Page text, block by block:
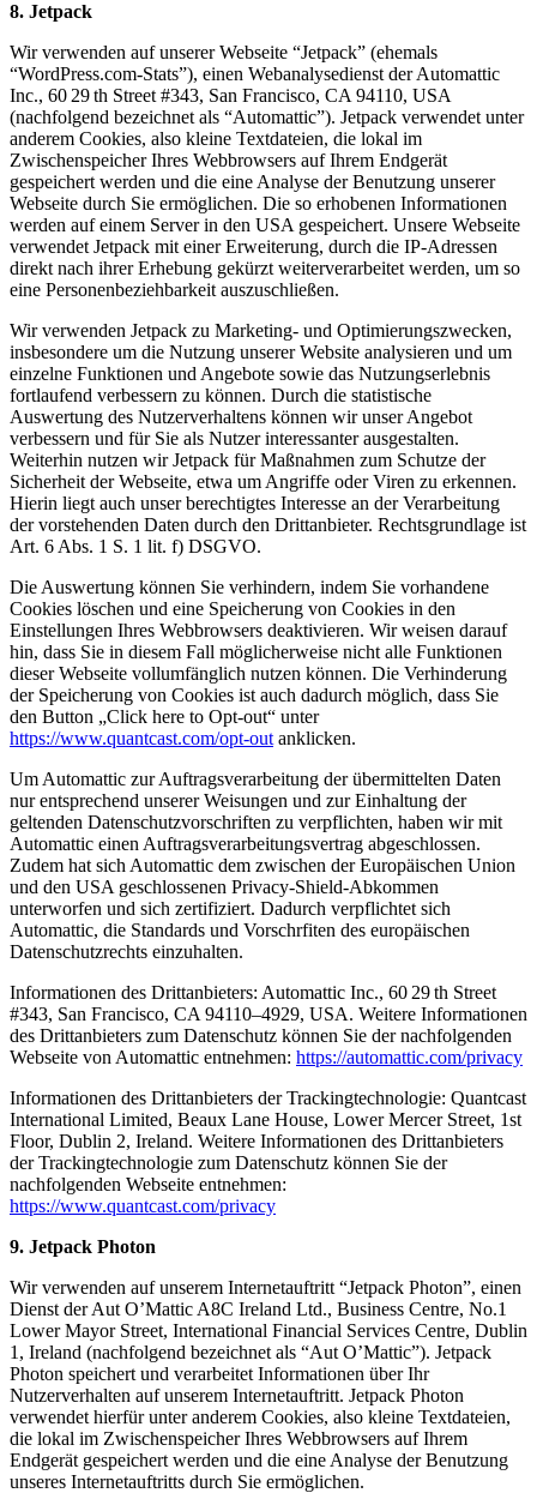
8. Jetpack
Wir verwenden auf unserer Webseite “Jetpack” (ehemals
“WordPress.com-Stats”), einen Webanalysedienst der Automattic
Inc., 60 29 th Street #343, San Francisco, CA 94110, USA
(nachfolgend bezeichnet als “Automattic”). Jetpack verwendet unter
anderem Cookies, also kleine Textdateien, die lokal im
Zwischenspeicher Ihres Webbrowsers auf Ihrem Endgerät
gespeichert werden und die eine Analyse der Benutzung unserer
Webseite durch Sie ermöglichen. Die so erhobenen Informationen
werden auf einem Server in den USA gespeichert. Unsere Webseite
verwendet Jetpack mit einer Erweiterung, durch die IP-Adressen
direkt nach ihrer Erhebung gekürzt weiterverarbeitet werden, um so
eine Personenbeziehbarkeit auszuschließen.
Wir verwenden Jetpack zu Marketing- und Optimierungszwecken,
insbesondere um die Nutzung unserer Website analysieren und um
einzelne Funktionen und Angebote sowie das Nutzungserlebnis
fortlaufend verbessern zu können. Durch die statistische
Auswertung des Nutzerverhaltens können wir unser Angebot
verbessern und für Sie als Nutzer interessanter ausgestalten.
Weiterhin nutzen wir Jetpack für Maßnahmen zum Schutze der
Sicherheit der Webseite, etwa um Angriffe oder Viren zu erkennen.
Hierin liegt auch unser berechtigtes Interesse an der Verarbeitung
der vorstehenden Daten durch den Drittanbieter. Rechtsgrundlage ist
Art. 6 Abs. 1 S. 1 lit. f) DSGVO.
Die Auswertung können Sie verhindern, indem Sie vorhandene
Cookies löschen und eine Speicherung von Cookies in den
Einstellungen Ihres Webbrowsers deaktivieren. Wir weisen darauf
hin, dass Sie in diesem Fall möglicherweise nicht alle Funktionen
dieser Webseite vollumfänglich nutzen können. Die Verhinderung
der Speicherung von Cookies ist auch dadurch möglich, dass Sie
den Button „Click here to Opt-out“ unter
https://www.quantcast.com/opt-out anklicken.
Um Automattic zur Auftragsverarbeitung der übermittelten Daten
nur entsprechend unserer Weisungen und zur Einhaltung der
geltenden Datenschutzvorschriften zu verpflichten, haben wir mit
Automattic einen Auftragsverarbeitungsvertrag abgeschlossen.
Zudem hat sich Automattic dem zwischen der Europäischen Union
und den USA geschlossenen Privacy-Shield-Abkommen
unterworfen und sich zertifiziert. Dadurch verpflichtet sich
Automattic, die Standards und Vorschrfiten des europäischen
Datenschutzrechts einzuhalten.
Informationen des Drittanbieters: Automattic Inc., 60 29 th Street
#343, San Francisco, CA 94110–4929, USA. Weitere Informationen
des Drittanbieters zum Datenschutz können Sie der nachfolgenden
Webseite von Automattic entnehmen: https://automattic.com/privacy
Informationen des Drittanbieters der Trackingtechnologie: Quantcast
International Limited, Beaux Lane House, Lower Mercer Street, 1st
Floor, Dublin 2, Ireland. Weitere Informationen des Drittanbieters
der Trackingtechnologie zum Datenschutz können Sie der
nachfolgenden Webseite entnehmen:
https://www.quantcast.com/privacy
9. Jetpack Photon
Wir verwenden auf unserem Internetauftritt “Jetpack Photon”, einen
Dienst der Aut O’Mattic A8C Ireland Ltd., Business Centre, No.1
Lower Mayor Street, International Financial Services Centre, Dublin
1, Ireland (nachfolgend bezeichnet als “Aut O’Mattic”). Jetpack
Photon speichert und verarbeitet Informationen über Ihr
Nutzerverhalten auf unserem Internetauftritt. Jetpack Photon
verwendet hierfür unter anderem Cookies, also kleine Textdateien,
die lokal im Zwischenspeicher Ihres Webbrowsers auf Ihrem
Endgerät gespeichert werden und die eine Analyse der Benutzung
unseres Internetauftritts durch Sie ermöglichen.